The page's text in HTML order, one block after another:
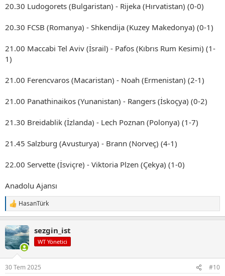
20.30 Ludogorets (Bulgaristan) - Rijeka (Hırvatistan) (0-0)
20.30 FCSB (Romanya) - Shkendija (Kuzey Makedonya) (0-1)
21.00 Maccabi Tel Aviv (İsrail) - Pafos (Kıbrıs Rum Kesimi) (1-
1)
21.00 Ferencvaros (Macaristan) - Noah (Ermenistan) (2-1)
21.00 Panathinaikos (Yunanistan) - Rangers (İskoçya) (0-2)
21.30 Breidablik (İzlanda) - Lech Poznan (Polonya) (1-7)
21.45 Salzburg (Avusturya) - Brann (Norveç) (4-1)
22.00 Servette (İsviçre) - Viktoria Plzen (Çekya) (1-0)
Anadolu Ajansı
T
e
k
i
l
:
HasanTürk
sezgin_ist
WT Yönetici
30 Tem 2025 #10